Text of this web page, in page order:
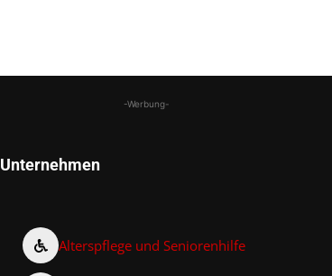
-Werbung-
Unternehmen
Alterspflege und Seniorenhilfe